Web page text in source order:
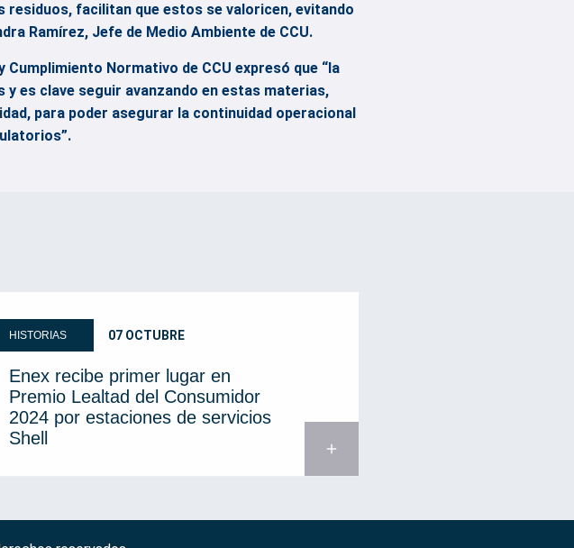
residuos, facilitan que estos se valoricen, evitando
Ramírez, Jefe de Medio Ambiente de CCU.
Normativo de CCU expresó que “la
es clave seguir avanzando en estas materias,
para poder asegurar la continuidad operacional
HISTORIAS 07 OCTUBRE
Enex recibe primer lugar en
Premio Lealtad del Consumidor
2024 por estaciones de servicios
Shell
add